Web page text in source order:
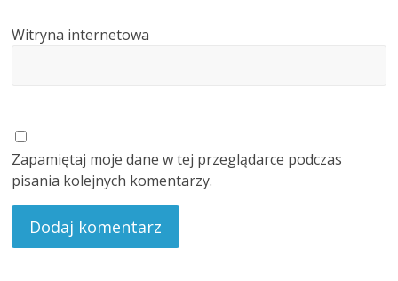
Witryna internetowa
Zapamiętaj moje dane w tej przeglądarce podczas
pisania kolejnych komentarzy.